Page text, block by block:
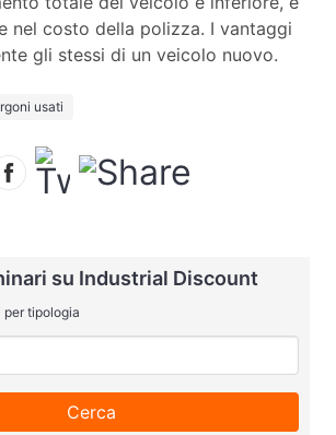
nel costo della polizza. I vantaggi
gli stessi di un veicolo nuovo.
usati
su Industrial Discount
per tipologia
Cerca